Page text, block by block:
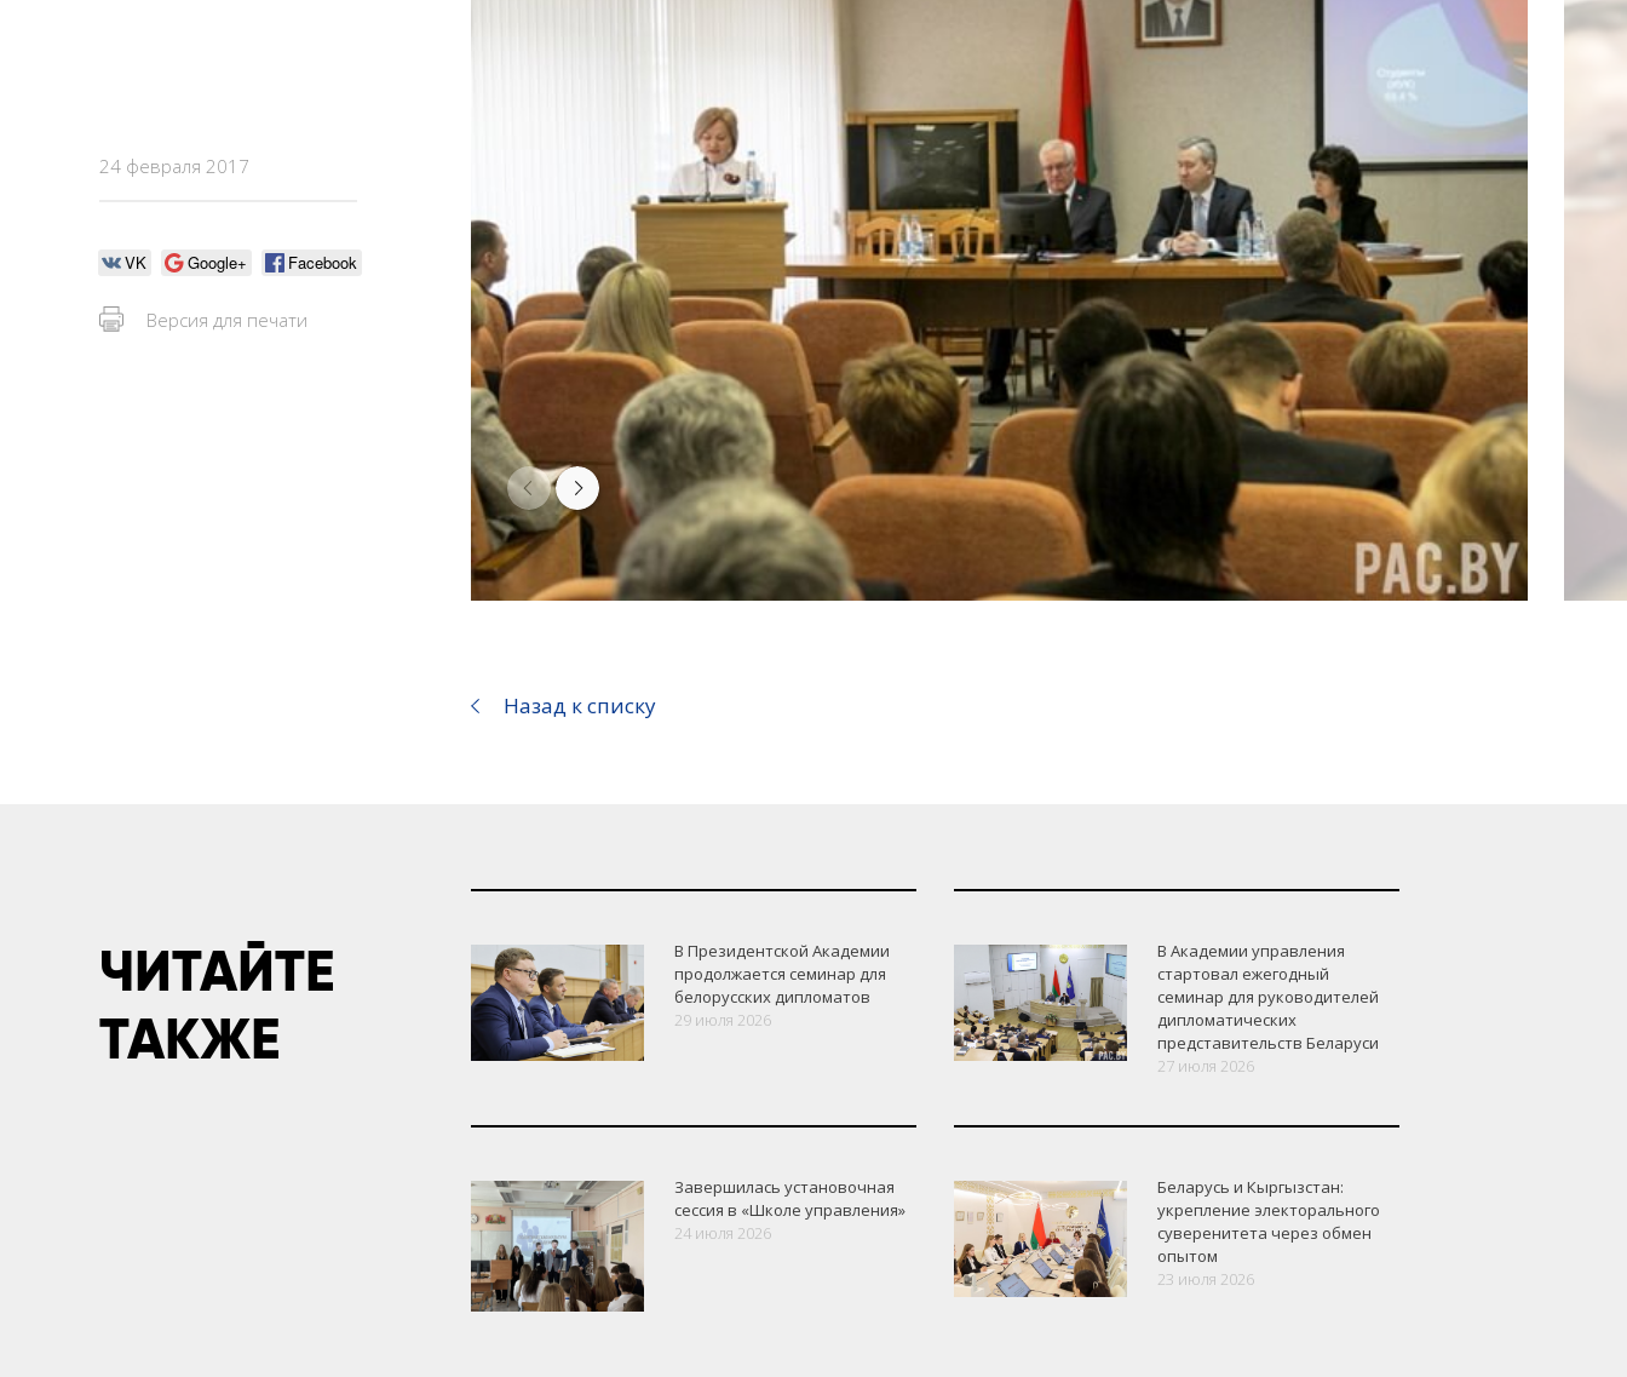
24 февраля 2017
VK Google+ Facebook
Версия для печати
Назад к списку
ЧИТАЙТЕ
ТАКЖЕ
В Президентской Академии
продолжается семинар для
белорусских дипломатов
29 июля 2026
В Академии управления
стартовал ежегодный
семинар для руководителей
дипломатических
представительств Беларуси
27 июля 2026
Завершилась установочная
сессия в «Школе управления»
24 июля 2026
Беларусь и Кыргызстан:
укрепление электорального
суверенитета через обмен
опытом
23 июля 2026